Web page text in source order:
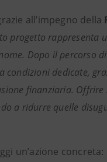
all’impegno della
progetto rappresenta
Dopo il percorso
dedicate,
finanziaria.
a ridurre quelle
un’azione concreta: